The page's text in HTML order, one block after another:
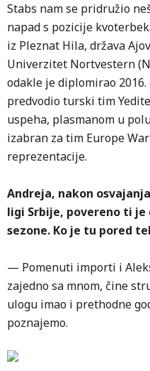
Stabs nam se pridružio
napad s pozicije
iz Pleznat Hila, država
Univerzitet Nortvestern
odakle je diplomirao
predvodio turski tim
uspeha, plasmanom u
izabran za tim Europe
reprezentacije.
Andreja, nakon
ligi Srbije, povereno ti je
sezone. Ko je tu pored
— Pomenuti importi i
zajedno sa mnom, čine
ulogu imao i prethodne
poznajemo.